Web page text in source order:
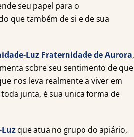
seu papel para o
que também de si e de sua
Luz Fraternidade de Aurora,
sobre seu sentimento de que
nos leva realmente a viver em
junta, é sua única forma de
que atua no grupo do apiário,